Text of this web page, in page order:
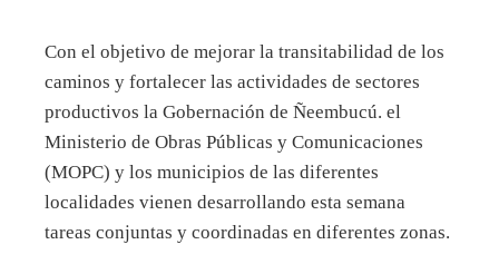
Con el objetivo de mejorar la transitabilidad de los
caminos y fortalecer las actividades de sectores
productivos la Gobernación de Ñeembucú. el
Ministerio de Obras Públicas y Comunicaciones
(MOPC) y los municipios de las diferentes
localidades vienen desarrollando esta semana
tareas conjuntas y coordinadas en diferentes zonas.